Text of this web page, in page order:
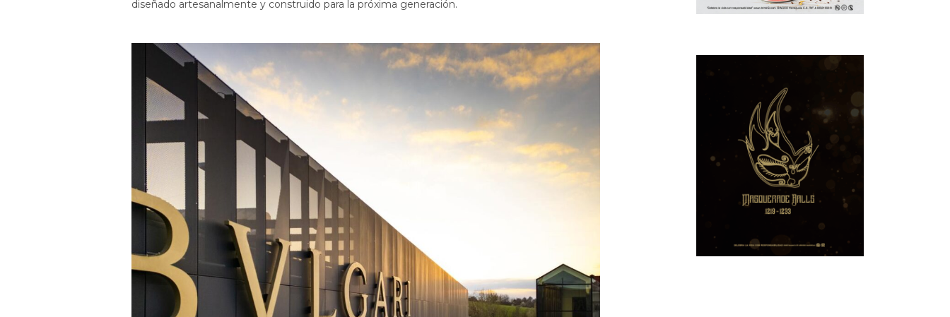
diseñado artesanalmente y construido para la próxima generación.